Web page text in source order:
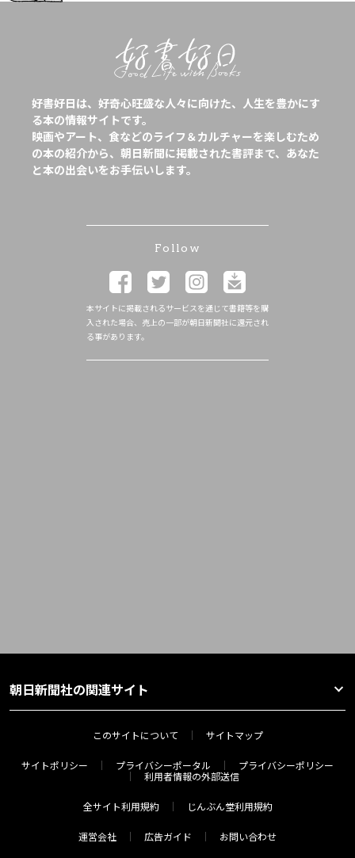
好書好日は、好奇心旺盛な人々に向けた、人生を豊かにす
る本の情報サイトです。
映画やアート、食などのライフ＆カルチャーを楽しむため
の本の紹介から、朝日新聞に掲載された書評まで、あなた
と本の出会いをお手伝いします。
Follow
本サイトに掲載されるサービスを通じて書籍等を購
入された場合、売上の一部が朝日新聞社に還元され
る事があります。
朝日新聞社の関連サイト
このサイトについて サイトマップ
サイトポリシー プライバシーポータル
プライバシーポリシー
利用者情報の外部送信
全サイト利用規約 じんぶん堂利用規約
運営会社 広告ガイド お問い合わせ